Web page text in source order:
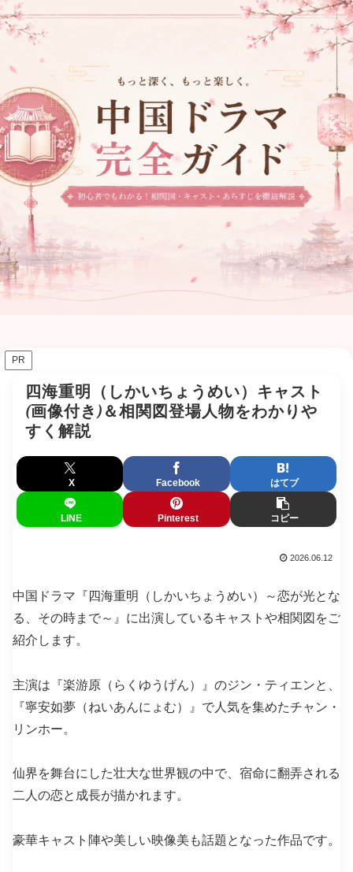
PR
四海重明（しかいちょうめい）キャスト
(画像付き)＆相関図登場人物をわかりや
すく解説
X Facebook はてブ
LINE Pinterest コピー
2026.06.12
中国ドラマ『四海重明（しかいちょうめい）～恋が光とな
る、その時まで～』に出演しているキャストや相関図をご
紹介します。
主演は『楽游原（らくゆうげん）』のジン・ティエンと、
『寧安如夢（ねいあんにょむ）』で人気を集めたチャン・
リンホー。
仙界を舞台にした壮大な世界観の中で、宿命に翻弄される
二人の恋と成長が描かれます。
豪華キャスト陣や美しい映像美も話題となった作品です。